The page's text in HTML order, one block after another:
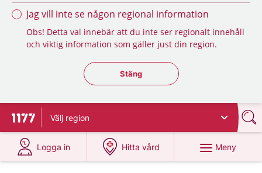
Jag vill inte se någon regional information
Obs! Detta val innebär att du inte ser regionalt innehåll
och viktig information som gäller just din region.
Stäng regionsväljaren
Stäng
Till startsidan för 1177
Välj region
Logga in
på 1177.se
Hitta vård
på 1177.se
Meny